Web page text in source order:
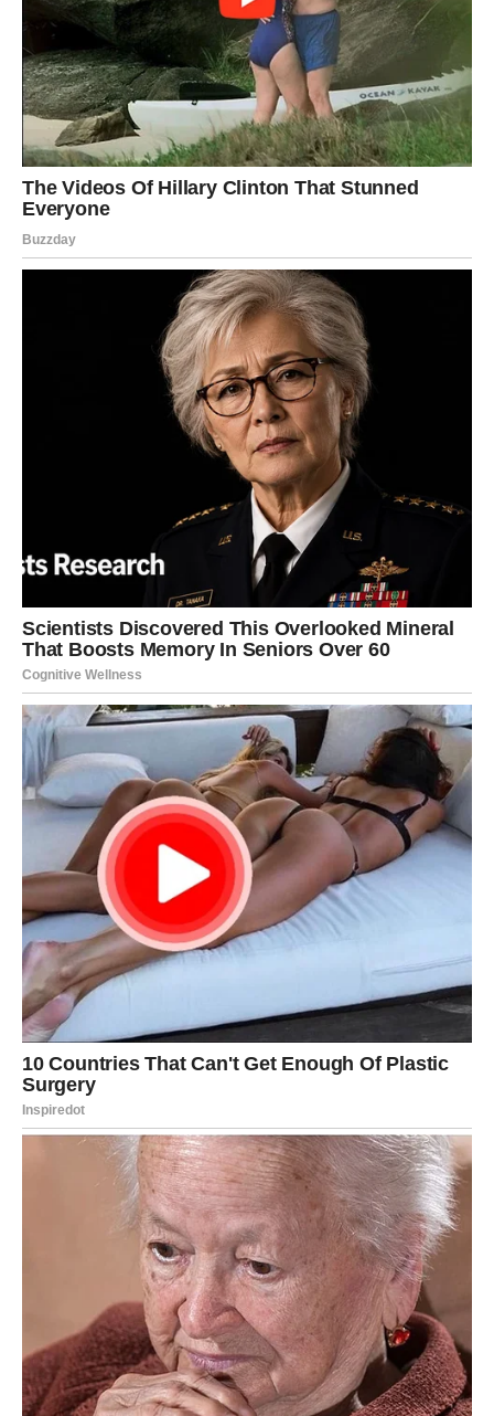
Bez obzira na to kako su linije postavljene, ono što je
najvažnije je način na koji se ophodimo prema sebi i
drugima. Razlike između površinskih interakcija i dubokih
veza leže u našoj sposobnosti da budemo autentični,
samouvereni i spremni da volimo bez straha. U konačnici,
prava mera kvalitete naših odnosa ne leži samo u onome
što pišemo ili govorimo, već i u onome što radimo i kako
se ponašamo prema sebi i drugima.
Naši dlanovi možda kriju važne uvide, ali najbitnija linija je
ona koju stvaramo svojim postupcima i izborima. Ova
linija ocrtava naše putovanje ka sreći, ljubavi i ispunjenju.
Kroz razumijevanje hiromantije, možemo se otvoriti
novim ili dubljim vezama, što može obogatiti naše
emocionalno iskustvo i doprinijeti našem osobnom rastu.
Osim toga, ova praksa nas podstiče da preispitamo svoje
reakcije i emocionalne obrasce, omogućavajući nam tako
da se razvijamo ne samo kao pojedinci, već i kao članovi
zajednice. Na kraju, hiromantija može postati važan alat u
našem životu, pomažući nam da krotimo unutrašnje
nemire i postignemo emocionalnu ravnotežu.